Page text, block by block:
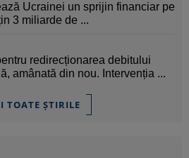
Ucrainei un sprijin financiar pe
3 miliarde de ...
redirecționarea debitului
amânată din nou. Intervenția ...
TOATE ȘTIRILE